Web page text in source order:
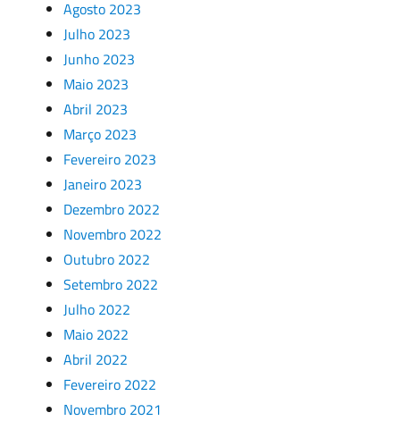
Agosto 2023
Julho 2023
Junho 2023
Maio 2023
Abril 2023
Março 2023
Fevereiro 2023
Janeiro 2023
Dezembro 2022
Novembro 2022
Outubro 2022
Setembro 2022
Julho 2022
Maio 2022
Abril 2022
Fevereiro 2022
Novembro 2021